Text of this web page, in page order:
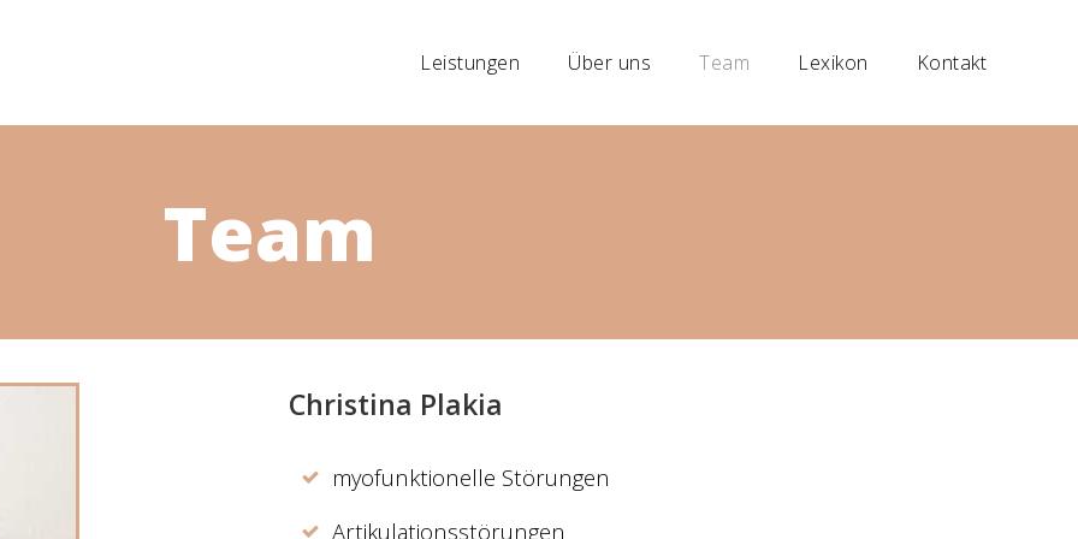
Leistungen Über uns Team Lexikon Kontakt
Team
Christina Plakia
myofunktionelle Störungen
Artikulationsstörungen